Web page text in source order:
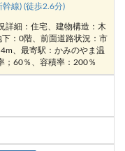
幹線) (徒歩2.6分)
詳細：住宅、建物構造：木
：0階、前面道路状況：市
、最寄駅：かみのやま温
；60％、容積率：200％